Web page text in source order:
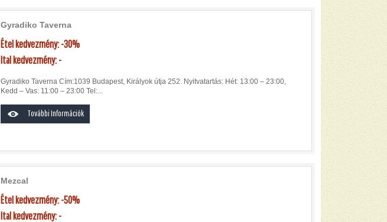
Gyradiko Taverna
Étel kedvezmény: -30%
Ital kedvezmény: -
Gyradiko Taverna Cím:1039 Budapest, Királyok útja 252. Nyitvatartás: Hét: 13:00 – 23:00,
Kedd – Vas: 11:00 – 23:00 Tel:...
További Információk
Mezcal
Étel kedvezmény: -50%
Ital kedvezmény: -